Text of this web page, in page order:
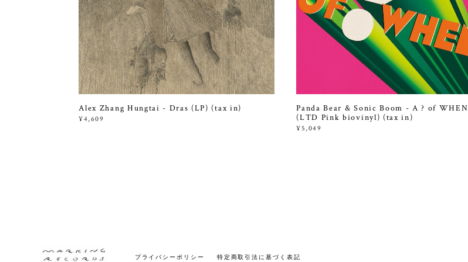
Alex Zhang Hungtai - Dras (LP) (tax in)
¥4,609
Panda Bear & Sonic Boom - A ? of WHEN
(LTD Pink biovinyl) (tax in)
¥5,049
プライバシーポリシー 特定商取引法に基づく表記